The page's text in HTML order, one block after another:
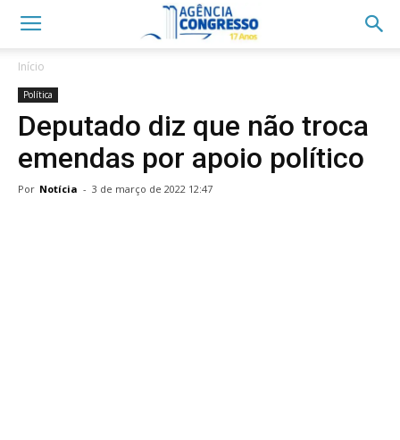
Início
Política
Deputado diz que não troca
emendas por apoio político
Por Notícia - 3 de março de 2022 12:47